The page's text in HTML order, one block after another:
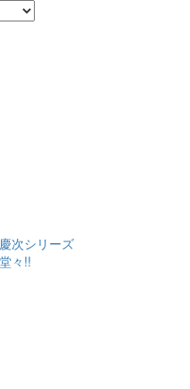
次シリーズ
々!!